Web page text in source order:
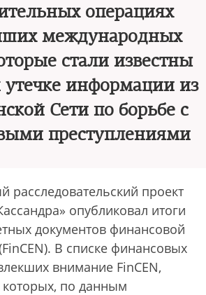
операциях
международных
стали известны
утечке информации из
Сети по борьбе с
преступлениями
расследовательский проект
опубликовал итоги
документов финансовой
В списке финансовых
внимание FinCEN,
которых, по данным